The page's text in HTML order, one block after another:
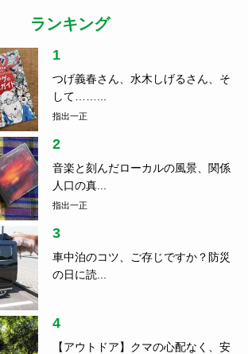
ランキング
1
つげ義春さん、水木しげるさん、そ
して……...
指出一正
2
音楽と刻んだローカルの風景、関係
人口の真...
指出一正
3
車中泊のコツ、ご存じですか？防災
の日に読...
4
【アウトドア】クマの心配なく、安